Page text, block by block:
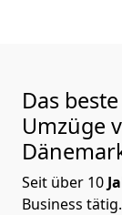
Das
Umzüge
Seit über 10
Business tätig.